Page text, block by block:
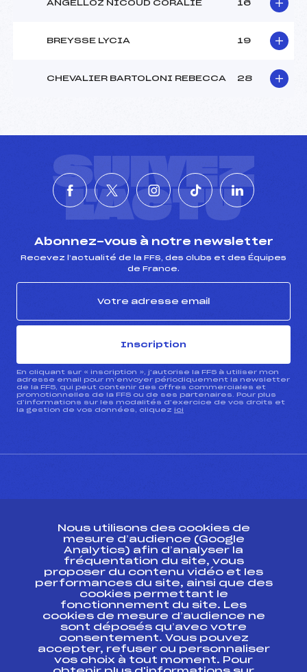
ANGELLOZ NICOUD CORALIE 16
BREYSSE LYCIA 19
CHEVALIER BARTOLONI REBECCA 28
SUIVEZ
L'ACTU
Abonnez-vous à notre newsletter
Recevez l’actualité de la FFS, des clubs et des Équipes
de France.
Inscription
En cliquant sur « inscription », j’autorise la FFS à utiliser mon
adresse email pour m’envoyer périodiquement la newsletter
de la FFS, qui peut contenir des offres commerciales et
promotionnelles de la FFS ou de ses partenaires. Pour plus
d’informations sur les modalités d’exercice de vos droits et
la gestion de vos données, cliquez ici
Ressources
Pass’Neige
Projet sportif fédéral
Projet de performance fédéral
Antidopage
Pôle Développement, Formation, Suivi
Scientifique
Listes ministérielles
Nous utilisons des cookies de
mesure d’audience (Google
Analytics) afin d’analyser la
fréquentation du site, vous
proposer du contenu vidéo et les
performances du site, ainsi que des
cookies permettant le
fonctionnement du site. Les
cookies de mesure d’audience ne
sont déposés qu’avec votre
consentement. Vous pouvez
accepter, refuser ou personnaliser
vos choix à tout moment. Pour